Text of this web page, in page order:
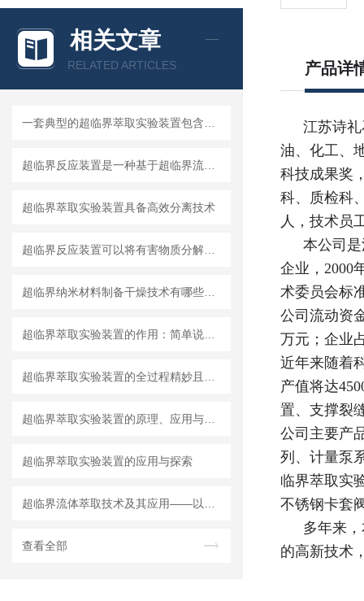
相关文章
RELATED ARTICLES
超临界萃取实验装置具备高效分离技术
超临界萃取实验装置的应用与探索
查看全部
产品详
江苏诗
油、化工、
科技成果奖
科、质检科
人，技术员
本公司
企业，2000
术委员会标
公司流动资
万元；企业
近年来随着
产值将达
置、支撑裂
公司主要产
列、计量泵
临界萃取实
不锈钢卡套
多年来
的高新技术